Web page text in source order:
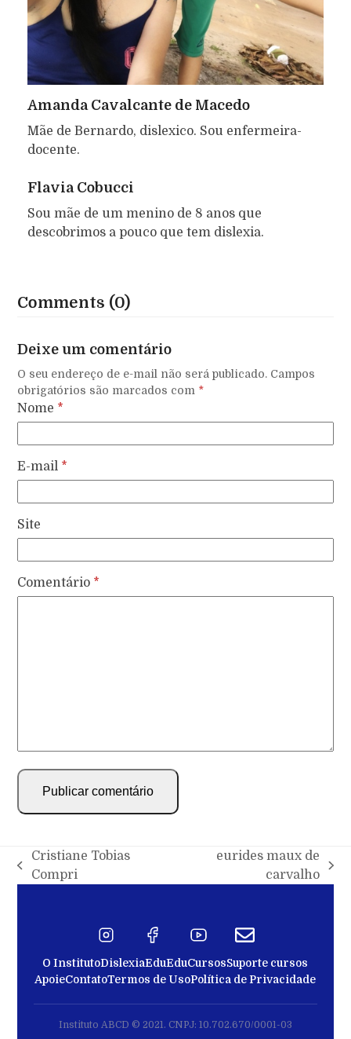
Amanda Cavalcante de Macedo
Mãe de Bernardo, dislexico. Sou enfermeira-
docente.
Flavia Cobucci
Sou mãe de um menino de 8 anos que
descobrimos a pouco que tem dislexia.
Comments (0)
Deixe um comentário
O seu endereço de e-mail não será publicado. Campos
obrigatórios são marcados com *
Nome *
E-mail *
Site
Comentário *
Cristiane Tobias
Compri
eurides maux de
carvalho
O InstitutoDislexiaEduEduCursosSuporte cursos
ApoieContatoTermos de UsoPolítica de Privacidade
Instituto ABCD © 2021. CNPJ: 10.702.670/0001-03